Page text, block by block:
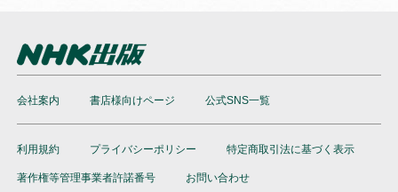
会社案内 書店様向けページ 公式SNS一覧
利用規約 プライバシーポリシー 特定商取引法に基づく表示
著作権等管理事業者許諾番号 お問い合わせ